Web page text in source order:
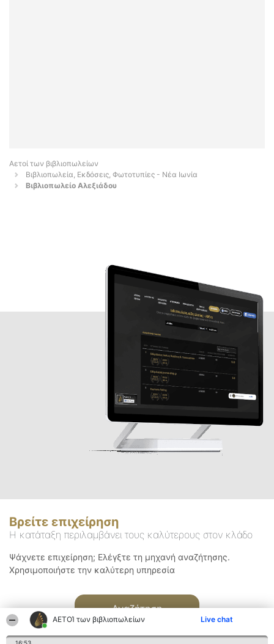
ΑΕΤΟΊ των βιβλιοπωλείων Live chat
Αετοί των βιβλιοπωλείων
Βιβλιοπωλεία, Εκδόσεις, Φωτοτυπίες - Νέα Ιωνία
Βιβλιοπωλείο Αλεξιάδου
Βρείτε επιχείρηση
Η κατάταξη περιλαμβάνει τους καλύτερους στον κλάδο
Ψάχνετε επιχείρηση; Ελέγξτε τη μηχανή αναζήτησης.
Χρησιμοποιήστε την καλύτερη υπηρεσία
Αναζήτηση